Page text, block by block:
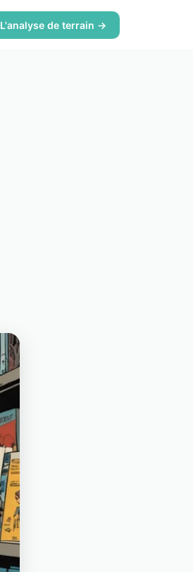
L'analyse de terrain →